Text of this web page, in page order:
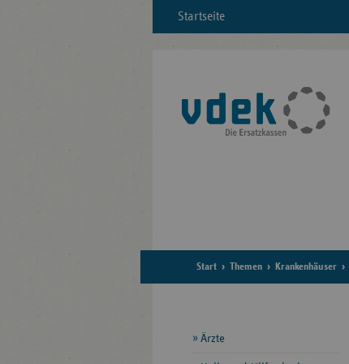
Startseite
Start Themen Krankenhäuser
Seitennavigation
Ärzte